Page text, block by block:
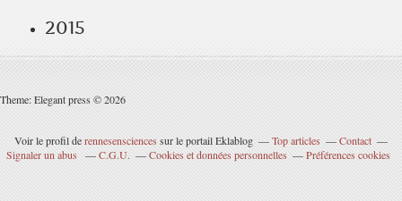
2015
Theme: Elegant press © 2026
Voir le profil derennesensciences sur le portail Eklablog Top articles
Contact
Signaler un abus
C.G.U. Cookies et données personnelles Préférences cookies